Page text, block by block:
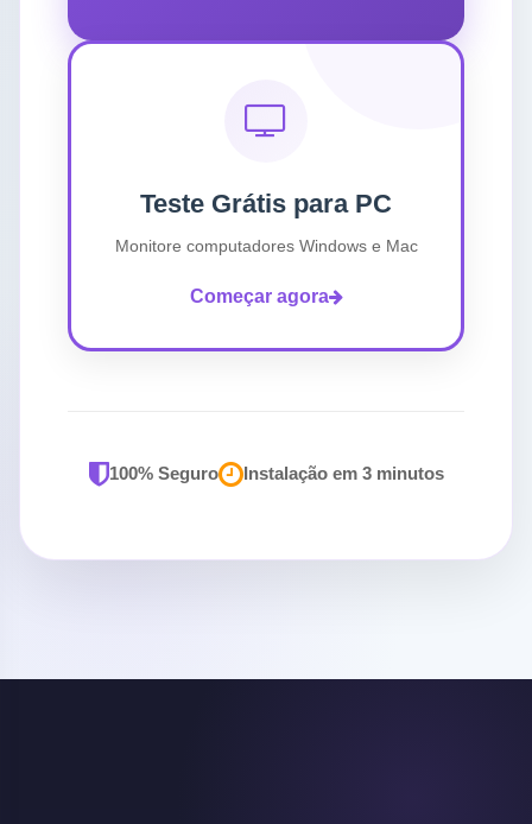
Teste Grátis para PC
Monitore computadores Windows e Mac
Começar agora
100% Seguro Instalação em 3 minutos